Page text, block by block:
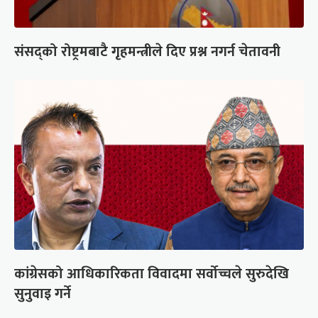
संसद्को रोष्ट्रमबाटै गृहमन्त्रीले दिए प्रश्न नगर्न चेतावनी
कांग्रेसको आधिकारिकता विवादमा सर्वोच्चले सुरुदेखि
सुनुवाइ गर्ने